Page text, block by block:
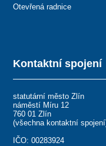
Kontaktní spojení
statutární město Zlín
náměstí Míru 12
760 01 Zlín
(všechna kontaktní spojení
IČO: 00283924
Otevřená radnice